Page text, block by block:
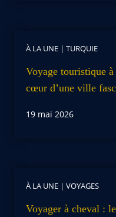
À LA UNE | TURQUIE
Voyage touristique
cœur d’une ville
19 mai 2026
À LA UNE | VOYAGES
Voyager à cheval :